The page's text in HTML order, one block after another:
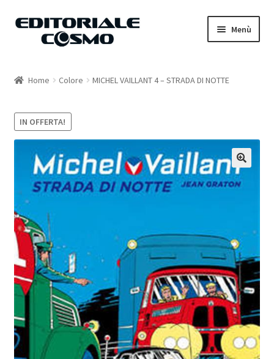
Vai
Vai
Menù
Carrello
Il mio account
Home Colore MICHEL VAILLANT 4 – STRADA DI NOTTE
IN OFFERTA!